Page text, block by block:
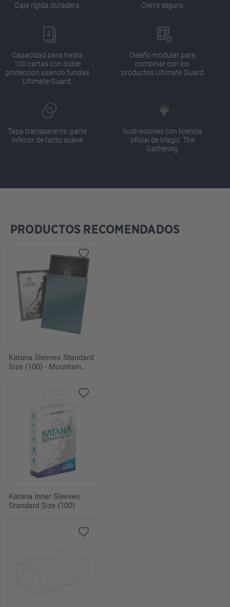
Caja rígida duradera Cierre seguro
Capacidad para hasta
100 cartas con doble
protección usando fundas
Ultimate Guard.
Diseño modular para
combinar con los
productos Ultimate Guard
Tapa transparente, parte
inferior de tacto suave
Ilustraciones con licencia
oficial de Magic: The
Gathering
Omitir la galería de productos
PRODUCTOS RECOMENDADOS
Katana Sleeves Standard
Size (100) - Mountain
Katana Inner Sleeves
Standard Size (100)